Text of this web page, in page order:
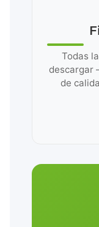
Todas
descargar
de